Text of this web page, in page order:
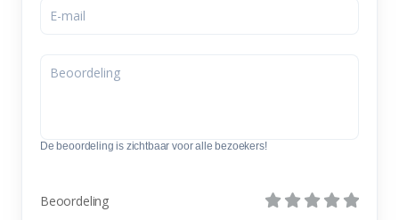
De beoordeling is zichtbaar voor alle bezoekers!
Beoordeling